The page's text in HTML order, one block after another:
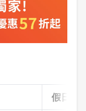
假日